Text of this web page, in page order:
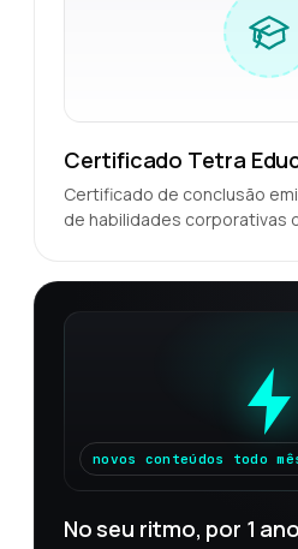
Certificado Tetra
Certificado de conclusão
de habilidades corporativas
novos conteúdos todo
No seu ritmo, por 1 ano